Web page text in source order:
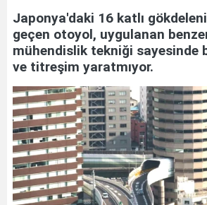
Japonya'daki 16 katlı
geçen otoyol, uygulanan
mühendislik tekniği sayesinde
ve titreşim yaratmıyor.